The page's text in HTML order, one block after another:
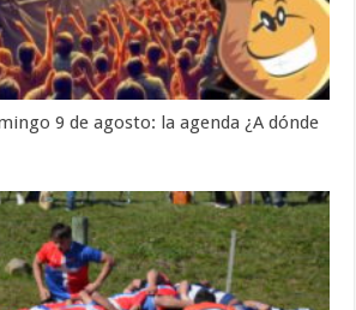
9 de agosto: la agenda ¿A dónde